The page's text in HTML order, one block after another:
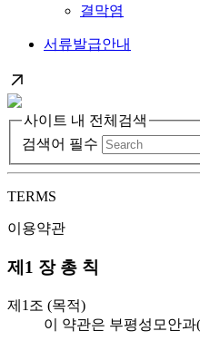
결막염
서류발급안내
사이트 내 전체검색
검색어 필수
TERMS
이용약관
제1 장 총 칙
제1조 (목적)
이 약관은 부평성모안